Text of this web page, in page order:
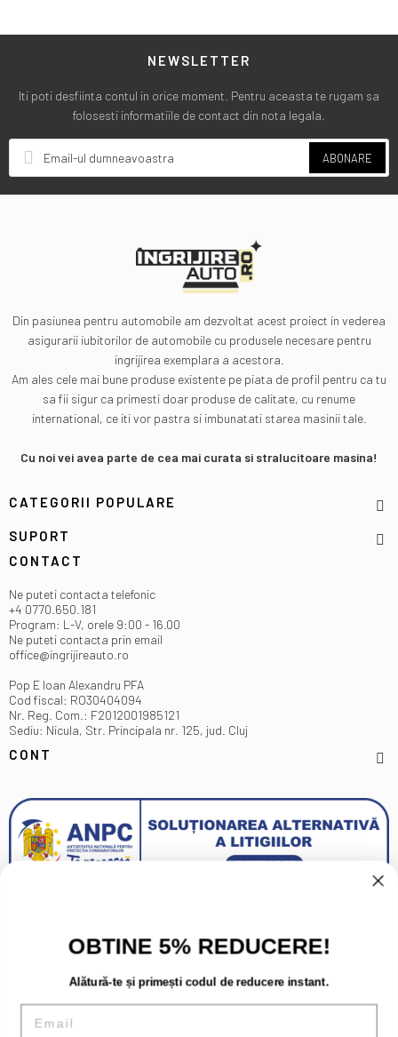
NEWSLETTER
Iti poti desfiinta contul in orice moment. Pentru aceasta te rugam sa
folosesti informatiile de contact din nota legala.
ABONARE
Din pasiunea pentru automobile am dezvoltat acest proiect in vederea
asigurarii iubitorilor de automobile cu produsele necesare pentru
ingrijirea exemplara a acestora.
Am ales cele mai bune produse existente pe piata de profil pentru ca tu
sa fii sigur ca primesti doar produse de calitate, cu renume
international, ce iti vor pastra si imbunatati starea masinii tale.
Cu noi vei avea parte de cea mai curata si stralucitoare masina!
CATEGORII POPULARE
SUPORT
CONTACT
Ne puteti contacta telefonic
+4 0770.650.181
Program: L-V, orele 9:00 - 16.00
Ne puteti contacta prin email
office@ingrijireauto.ro
Pop E Ioan Alexandru PFA
Cod fiscal: RO30404094
Nr. Reg. Com.: F2012001985121
Sediu: Nicula, Str. Principala nr. 125, jud. Cluj
CONT
OBTINE 5% REDUCERE!
Alătură-te și primești codul de reducere instant.
Email